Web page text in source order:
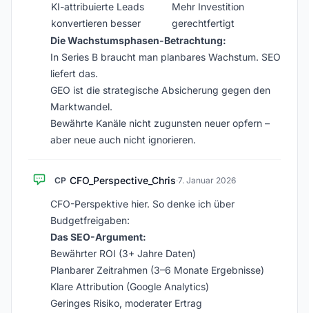
KI-attribuierte Leads
konvertieren besser
Mehr Investition
gerechtfertigt
Die Wachstumsphasen-Betrachtung:
In Series B braucht man planbares Wachstum. SEO
liefert das.
GEO ist die strategische Absicherung gegen den
Marktwandel.
Bewährte Kanäle nicht zugunsten neuer opfern –
aber neue auch nicht ignorieren.
CP CFO_Perspective_Chris·7. Januar 2026
CFO-Perspektive hier. So denke ich über
Budgetfreigaben:
Das SEO-Argument:
Bewährter ROI (3+ Jahre Daten)
Planbarer Zeitrahmen (3–6 Monate Ergebnisse)
Klare Attribution (Google Analytics)
Geringes Risiko, moderater Ertrag